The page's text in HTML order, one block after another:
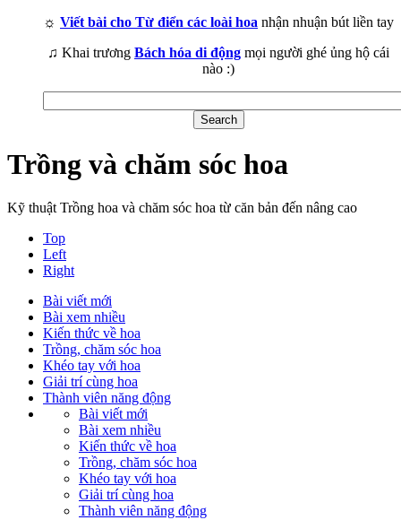
☼ Viết bài cho Từ điển các loài hoa nhận nhuận bút liền tay
♫ Khai trương Bách hóa di động mọi người ghé ủng hộ cái
nào :)
Trồng và chăm sóc hoa
Kỹ thuật Trồng hoa và chăm sóc hoa từ căn bản đến nâng cao
Top
Left
Right
Bài viết mới
Bài xem nhiều
Kiến thức về hoa
Trồng, chăm sóc hoa
Khéo tay với hoa
Giải trí cùng hoa
Thành viên năng động
Bài viết mới
Bài xem nhiều
Kiến thức về hoa
Trồng, chăm sóc hoa
Khéo tay với hoa
Giải trí cùng hoa
Thành viên năng động